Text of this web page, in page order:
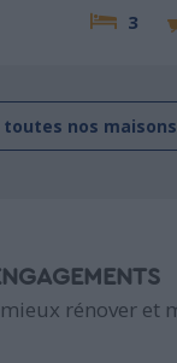
3
toutes nos maisons
rénover et